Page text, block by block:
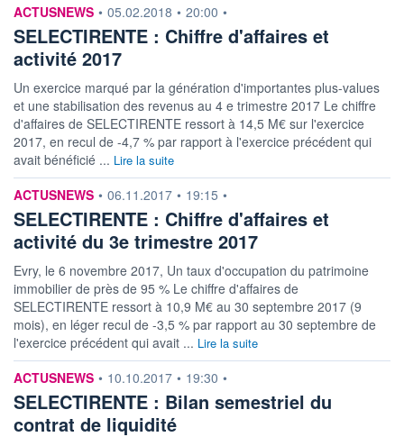
information fournie par
ACTUSNEWS • 05.02.2018 • 20:00 •
SELECTIRENTE : Chiffre d'affaires et
activité 2017
Un exercice marqué par la génération d'importantes plus-values
et une stabilisation des revenus au 4 e trimestre 2017 Le chiffre
d'affaires de SELECTIRENTE ressort à 14,5 M€ sur l'exercice
2017, en recul de -4,7 % par rapport à l'exercice précédent qui
avait bénéficié ... Lire la suite
information fournie par
ACTUSNEWS • 06.11.2017 • 19:15 •
SELECTIRENTE : Chiffre d'affaires et
activité du 3e trimestre 2017
Evry, le 6 novembre 2017, Un taux d'occupation du patrimoine
immobilier de près de 95 % Le chiffre d'affaires de
SELECTIRENTE ressort à 10,9 M€ au 30 septembre 2017 (9
mois), en léger recul de -3,5 % par rapport au 30 septembre de
l'exercice précédent qui avait ... Lire la suite
information fournie par
ACTUSNEWS • 10.10.2017 • 19:30 •
SELECTIRENTE : Bilan semestriel du
contrat de liquidité